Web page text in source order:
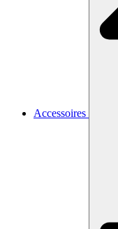
Accessoires